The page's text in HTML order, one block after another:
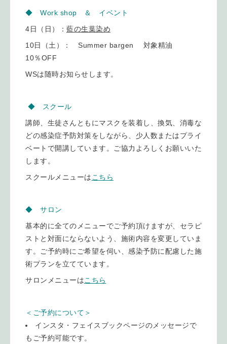
◆ Work shop ＆ イベント
4日（日）： 藍の生葉染め
10日（土）： Summer bargen 対象精油
10％OFF
WSは随時お知らせします。
◆ スクール
講師、生徒さんともにマスクを装着し、換気、消毒な
どの感染症予防対策をしながら、少人数またはプライ
ベートで開講しています。ご協力よろしくお願いいた
します。
スクールメニューは こちら
◆ サロン
基本的に全てのメニューでご予約頂けますが、セラピ
ストと対面にならないよう、施術内容を変更していま
す。ご予約時にご希望を伺い、感染予防に配慮した施
術プランを立てています。
サロンメニューはこちら
＜ご予約について＞
インスタ・フェイスブックページのメッセージで
もご予約可能です。